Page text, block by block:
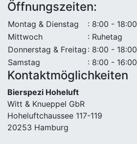
Öffnungszeiten:
Montag & Dienstag
: 8:00 - 18:00
Mittwoch
: Ruhetag
Donnerstag & Freitag : 8:00 - 18:00
Samstag
: 8:00 - 16:00
Kontaktmöglichkeiten
Bierspezi Hoheluft
Witt & Knueppel GbR
Hoheluftchaussee 117-119
20253 Hamburg